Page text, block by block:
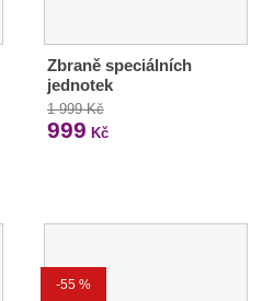
Zbraně speciálních
jednotek
1 999 Kč
999 Kč
-55 %